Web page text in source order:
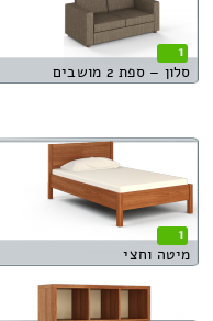
1
סלון – ספת 2 מושבים
1
מיטה וחצי